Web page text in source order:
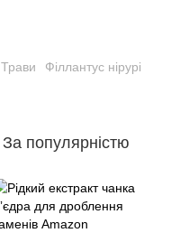
Трави Філлантус нірурі
За популярністю